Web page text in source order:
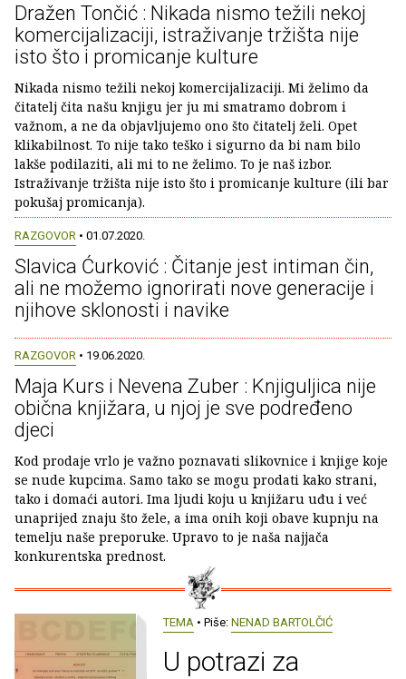
Dražen Tončić : Nikada nismo težili nekoj
komercijalizaciji, istraživanje tržišta nije
isto što i promicanje kulture
Nikada nismo težili nekoj komercijalizaciji. Mi želimo da
čitatelj čita našu knjigu jer ju mi smatramo dobrom i
važnom, a ne da objavljujemo ono što čitatelj želi. Opet
klikabilnost. To nije tako teško i sigurno da bi nam bilo
lakše podilaziti, ali mi to ne želimo. To je naš izbor.
Istraživanje tržišta nije isto što i promicanje kulture (ili bar
pokušaj promicanja).
RAZGOVOR • 01.07.2020.
Slavica Ćurković : Čitanje jest intiman čin,
ali ne možemo ignorirati nove generacije i
njihove sklonosti i navike
RAZGOVOR • 19.06.2020.
Maja Kurs i Nevena Zuber : Knjiguljica nije
obična knjižara, u njoj je sve podređeno
djeci
Kod prodaje vrlo je važno poznavati slikovnice i knjige koje
se nude kupcima. Samo tako se mogu prodati kako strani,
tako i domaći autori. Ima ljudi koju u knjižaru uđu i već
unaprijed znaju što žele, a ima onih koji obave kupnju na
temelju naše preporuke. Upravo to je naša najjača
konkurentska prednost.
TEMA• Piše: NENAD BARTOLČIĆ
U potrazi za